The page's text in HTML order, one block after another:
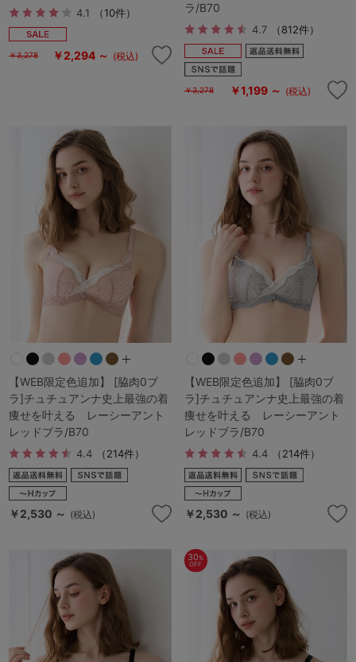
4.1 （10件）
￥3,278 ￥2,294 ～ (税込)
ラ/B70
4.7 （812件）
￥3,278 ￥1,199 ～ (税込)
【WEB限定色追加】 [脇肉0ブ
ラ]チュチュアンナ史上最強の着
痩せを叶える レーシーアント
レッドブラ/B70
4.4 （214件）
￥2,530 ～ (税込)
【WEB限定色追加】 [脇肉0ブ
ラ]チュチュアンナ史上最強の着
痩せを叶える レーシーアント
レッドブラ/B70
4.4 （214件）
￥2,530 ～ (税込)
30%
OFF